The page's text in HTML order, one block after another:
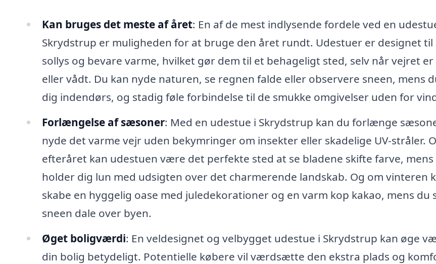
Kan bruges det meste af året: En af de mest indlysende fordele ved en
Skrydstrup er muligheden for at bruge den året rundt. Udestuer er designet til
sollys og bevare varme, hvilket gør dem til et behageligt sted, selv når vejret
eller vådt. Du kan nyde naturen, se regnen falde eller observere sneen, mens
dig indendørs, og stadig føle forbindelse til de smukke omgivelser uden for
Forlængelse af sæsoner: Med en udestue i Skrydstrup kan du forlænge
nyde det varme vejr uden bekymringer om insekter eller skadelige UV-stråler.
efteråret kan udestuen være det perfekte sted at se bladene skifte farve, mens
holder dig lun med udsigten over det charmerende landskab. Og om vinteren
skabe en hyggelig oase med juledekorationer og en varm kop kakao, mens du
sneen dale over byen.
Øget boligværdi: En veldesignet og velbygget udestue i Skrydstrup kan øge
din bolig betydeligt. Potentielle købere vil værdsætte den ekstra plads og